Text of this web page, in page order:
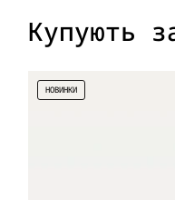
Купують
НОВИНКИ